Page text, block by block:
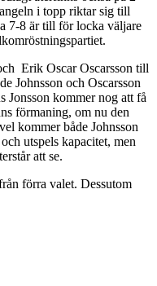
i topp riktar sig till
7-8 är till för locka väljare
Erik Oscar Oscarsson till
Johnsson och Oscarsson
Jonsson kommer nog att få
förmaning, om nu den
kommer både Johnsson
utspels kapacitet, men
att se.
förra valet. Dessutom